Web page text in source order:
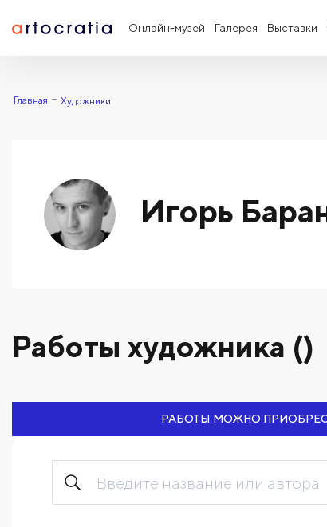
Онлайн-музей Галерея Выставки
Главная Художники
Игорь
Работы художника ()
РАБОТЫ МОЖНО